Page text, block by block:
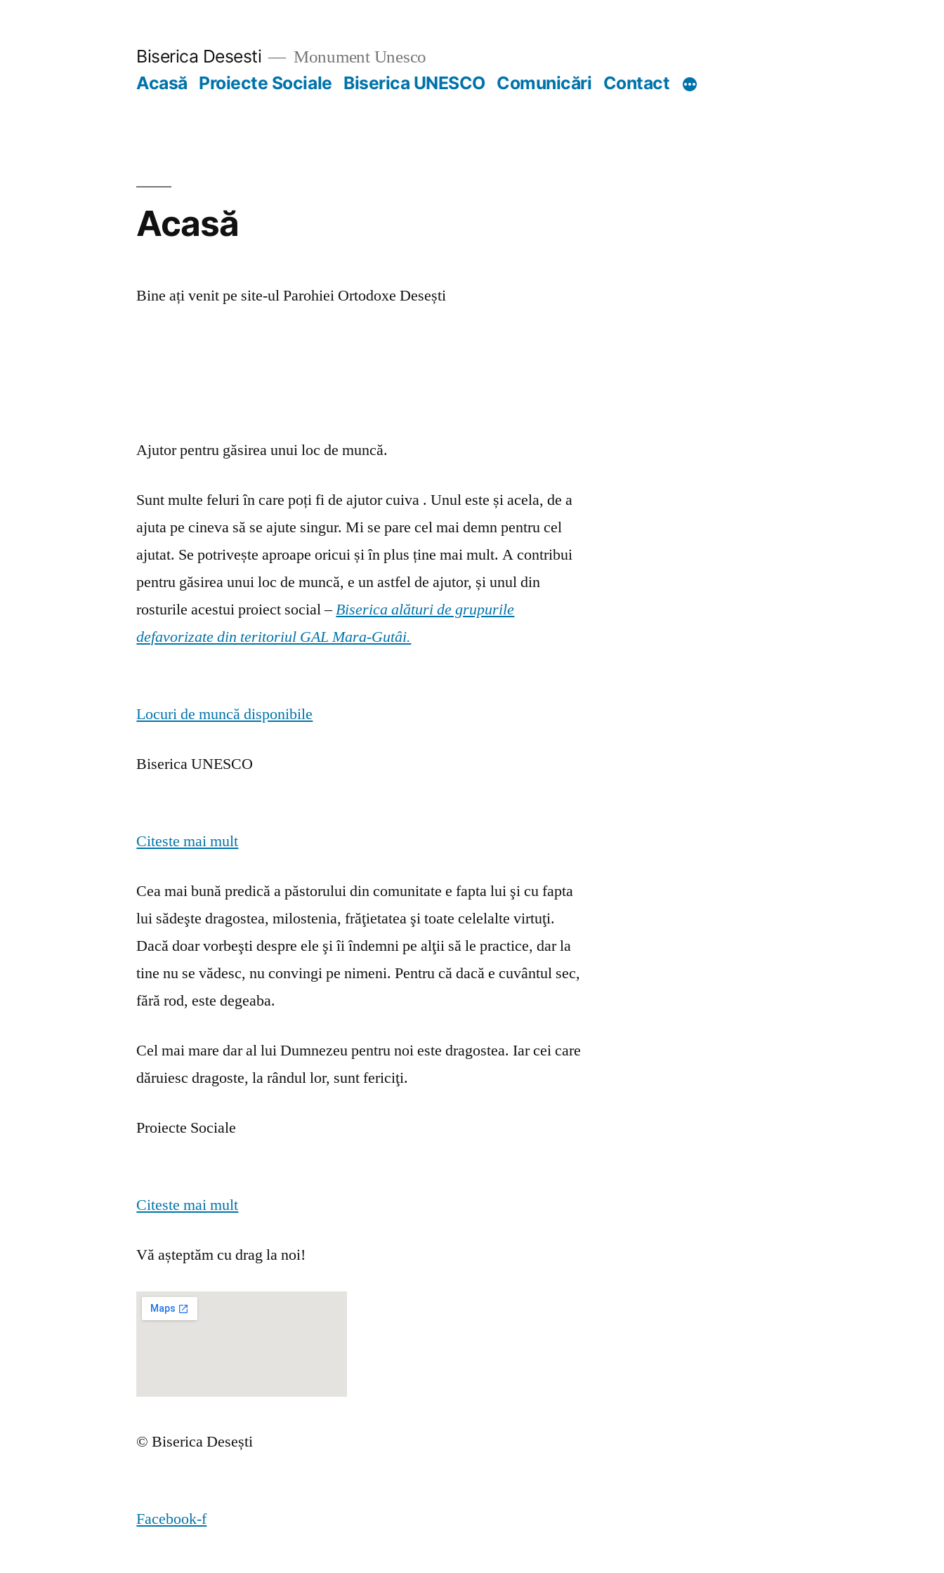
Biserica Desesti Monument Unesco
Acasă Proiecte Sociale Biserica UNESCO Comunicări Contact
Acasă
Bine ați venit pe site-ul Parohiei Ortodoxe Desești
Ajutor pentru găsirea unui loc de muncă.
Sunt multe feluri în care poți fi de ajutor cuiva . Unul este și acela, de a
ajuta pe cineva să se ajute singur. Mi se pare cel mai demn pentru cel
ajutat. Se potrivește aproape oricui și în plus ține mai mult. A contribui
pentru găsirea unui loc de muncă, e un astfel de ajutor, și unul din
rosturile acestui proiect social –Biserica alături de grupurile
defavorizate din teritoriul GAL Mara-Gutâi.
Locuri de muncă disponibile
Biserica UNESCO
Citeste mai mult
Cea mai bună predică a păstorului din comunitate e fapta lui şi cu fapta
lui sădeşte dragostea, milostenia, frăţietatea şi toate celelalte virtuţi.
Dacă doar vorbeşti despre ele şi îi îndemni pe alţii să le practice, dar la
tine nu se vă­desc, nu convingi pe nimeni. Pentru că dacă e cuvântul sec,
fără rod, este degeaba.
Cel mai mare dar al lui Dumnezeu pentru noi este dragostea. Iar cei care
dăruiesc dragoste, la rândul lor, sunt fericiţi.
Proiecte Sociale
Citeste mai mult
Vă așteptăm cu drag la noi!
© Biserica Desești
Facebook-f